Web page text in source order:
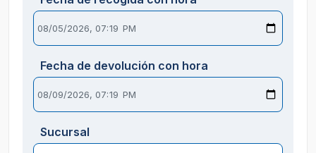
Fecha de devolución con hora
Sucursal